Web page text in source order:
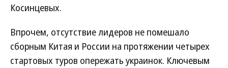
Косинцевых.
Впрочем, отсутствие лидеров не помешало
сборным Китая и России на протяжении четырех
стартовых туров опережать украинок. Ключевым